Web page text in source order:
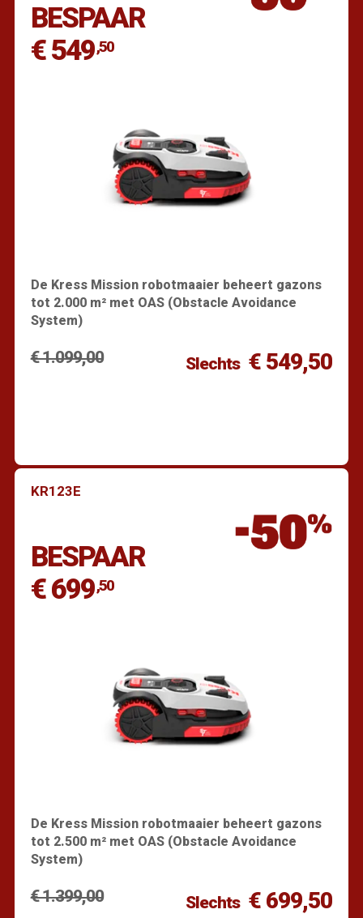
BESPAAR
€ 549,50
De Kress Mission robotmaaier beheert gazons
tot 2.000 m² met OAS (Obstacle Avoidance
System)
€ 1.099,00 Slechts € 549,50
KR123E
BESPAAR
€ 699,50
De Kress Mission robotmaaier beheert gazons
tot 2.500 m² met OAS (Obstacle Avoidance
System)
€ 1.399,00 Slechts € 699,50